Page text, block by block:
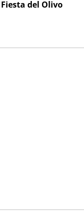
del Olivo